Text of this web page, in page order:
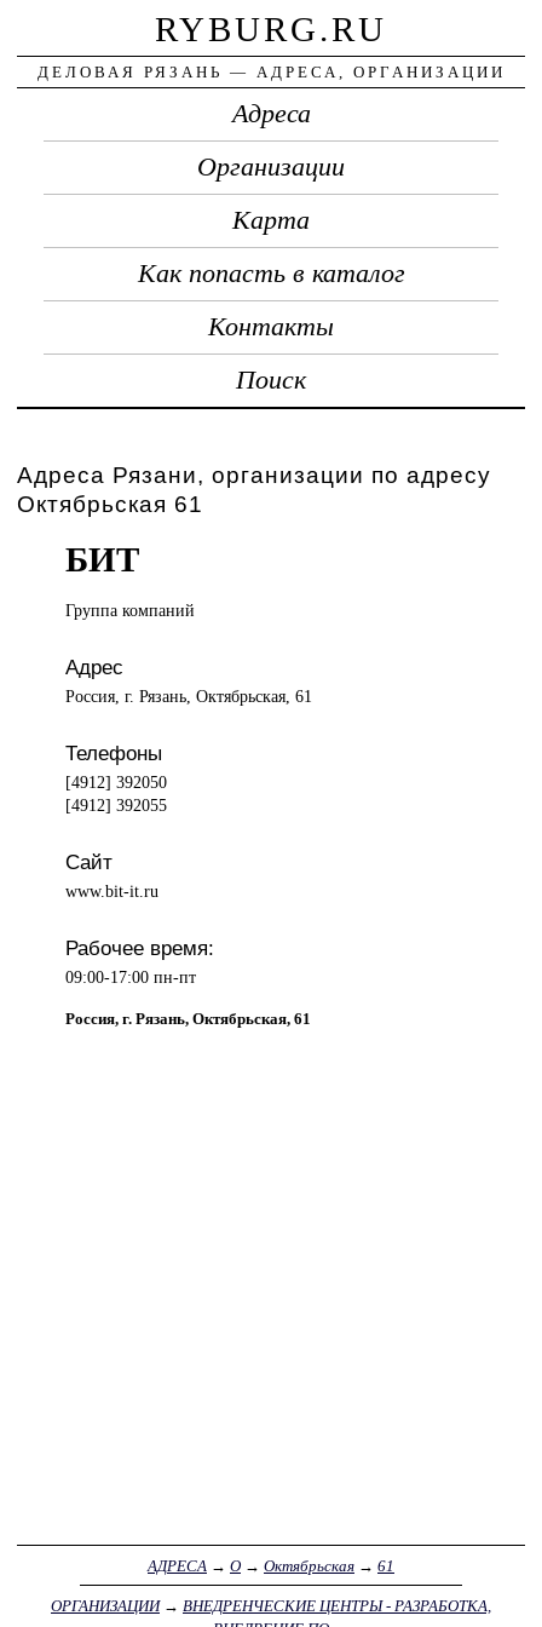
RYBURG.RU
ДЕЛОВАЯ РЯЗАНЬ — АДРЕСА, ОРГАНИЗАЦИИ
Адреса
Организации
Карта
Как попасть в каталог
Контакты
Поиск
Адреса Рязани, организации по адресу
Октябрьская 61
БИТ
Группа компаний
Адрес
Россия, г. Рязань, Октябрьская, 61
Телефоны
[4912] 392050
[4912] 392055
Сайт
www.bit-it.ru
Рабочее время:
09:00-17:00 пн-пт
Россия, г. Рязань, Октябрьская, 61
АДРЕСА → О → Октябрьская → 61
ОРГАНИЗАЦИИ→ ВНЕДРЕНЧЕСКИЕ ЦЕНТРЫ - РАЗРАБОТКА,